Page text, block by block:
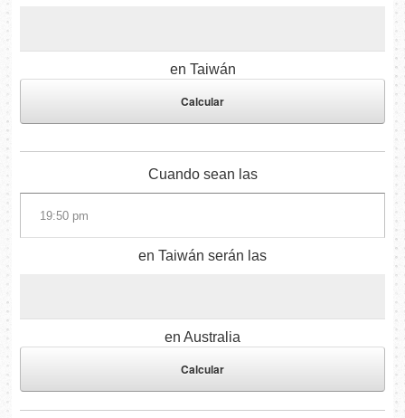
en Taiwán
Cuando sean las
en Taiwán serán las
en Australia